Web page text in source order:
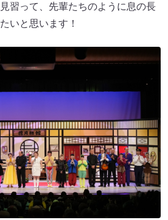
習って、先輩たちのように息の長
いと思います！